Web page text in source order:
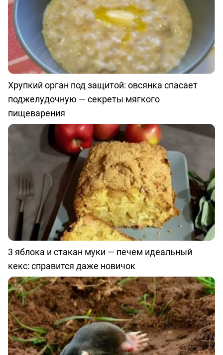
Хрупкий орган под защитой: овсянка спасает
поджелудочную — секреты мягкого
пищеварения
3 яблока и стакан муки — печем идеальный
кекс: справится даже новичок